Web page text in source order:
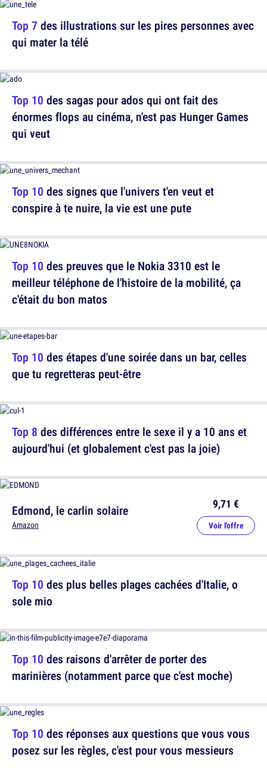
Top 10 des sagas pour ados qui ont fait des
énormes flops au cinéma, n'est pas Hunger Games
qui veut
Top 10 des preuves que le Nokia 3310 est le
meilleur téléphone de l'histoire de la mobilité, ça
c'était du bon matos
Top 8 des différences entre le sexe il y a 10 ans et
aujourd'hui (et globalement c'est pas la joie)
Top 10 des plus belles plages cachées d'Italie, o
sole mio
Top 10 des réponses aux questions que vous vous
posez sur les règles, c'est pour vous messieurs
Top 7 des illustrations sur les pires personnes avec
qui mater la télé
Top 10 des signes que l'univers t'en veut et
conspire à te nuire, la vie est une pute
Top 10 des étapes d'une soirée dans un bar, celles
que tu regretteras peut-être
Edmond, le carlin solaire
Amazon
9,71 €
Voir l'offre
Top 10 des raisons d'arrêter de porter des
marinières (notamment parce que c'est moche)